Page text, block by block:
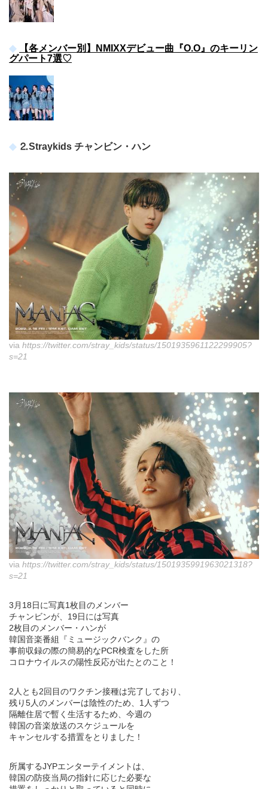
【各メンバー別】NMIXXデビュー曲『O.O』のキーリン
グパート7選♡
⒉Straykids チャンビン・ハン
via https://twitter.com/stray_kids/status/1501935961122299905?
s=21
via https://twitter.com/stray_kids/status/1501935991963021318?
s=21
3月18日に写真1枚目のメンバー
チャンビンが、19日には写真
2枚目のメンバー・ハンが
韓国音楽番組『ミュージックバンク』の
事前収録の際の簡易的なPCR検査をした所
コロナウイルスの陽性反応が出たとのこと！
2人とも2回目のワクチン接種は完了しており、
残り5人のメンバーは陰性のため、1人ずつ
隔離住居で暫く生活するため、今週の
韓国の音楽放送のスケジュールを
キャンセルする措置をとりました！
所属するJYPエンターテイメントは、
韓国の防疫当局の指針に応じた必要な